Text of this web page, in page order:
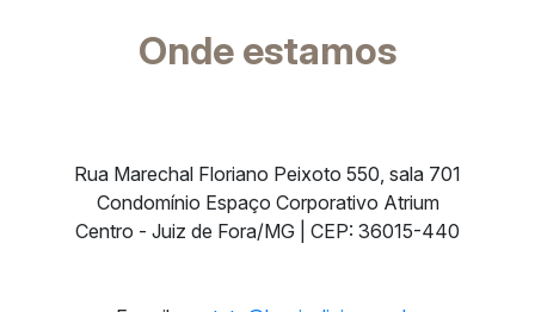
Onde estamos
Rua Marechal Floriano Peixoto 550, sala 701
Condomínio Espaço Corporativo Atrium
Centro - Juiz de Fora/MG | CEP: 36015-440